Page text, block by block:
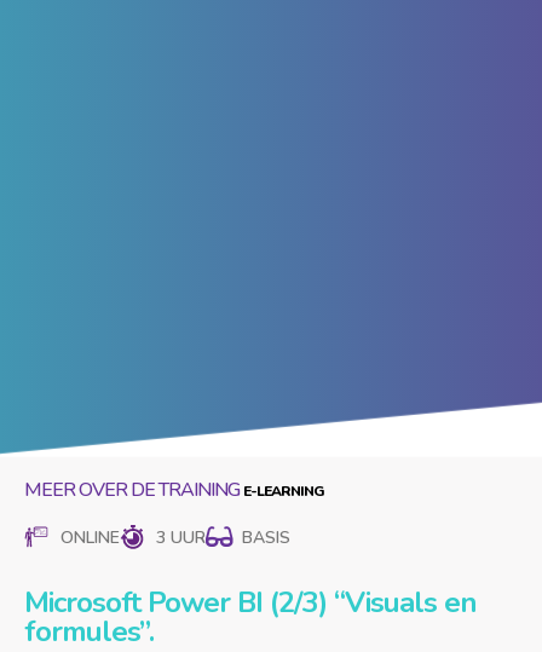
MEER OVER DE TRAINING
ONLINE 3 UUR BASIS
Microsoft Power BI (2/3) “Visuals en
formules”.